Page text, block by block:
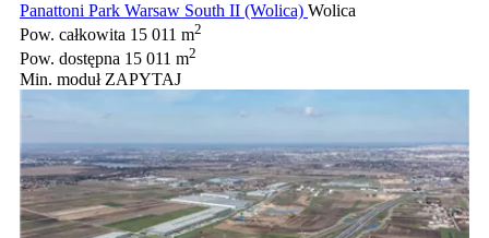
Panattoni Park Warsaw South II (Wolica) Wolica
Pow. całkowita 15 011 m2
Pow. dostępna 15 011 m2
Min. moduł ZAPYTAJ